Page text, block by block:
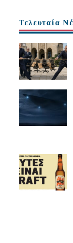
Τελευταία